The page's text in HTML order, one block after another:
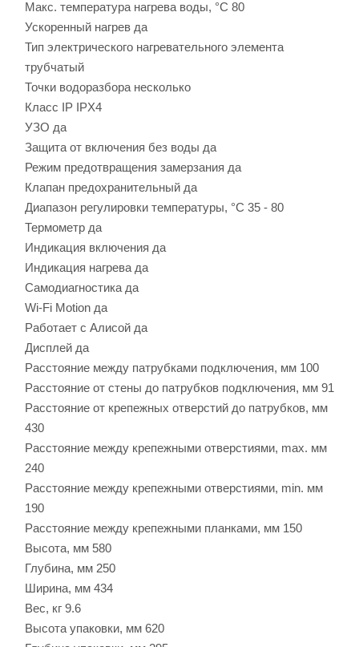
Макс. температура нагрева воды, °С 80
Ускоренный нагрев да
Тип электрического нагревательного элемента
трубчатый
Точки водоразбора несколько
Класс IP IPX4
УЗО да
Защита от включения без воды да
Режим предотвращения замерзания да
Клапан предохранительный да
Диапазон регулировки температуры, °С 35 - 80
Термометр да
Индикация включения да
Индикация нагрева да
Самодиагностика да
Wi-Fi Motion да
Работает с Алисой да
Дисплей да
Расстояние между патрубками подключения, мм 100
Расстояние от стены до патрубков подключения, мм 91
Расстояние от крепежных отверстий до патрубков, мм
430
Расстояние между крепежными отверстиями, max. мм
240
Расстояние между крепежными отверстиями, min. мм
190
Расстояние между крепежными планками, мм 150
Высота, мм 580
Глубина, мм 250
Ширина, мм 434
Вес, кг 9.6
Высота упаковки, мм 620